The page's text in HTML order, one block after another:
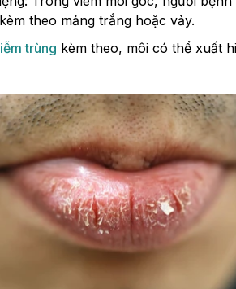
theo mảng trắng hoặc vảy.
trùng kèm theo, môi có thể xuất